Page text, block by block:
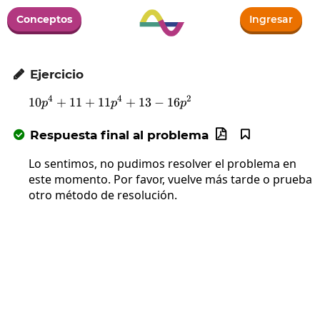
Conceptos Ingresar
 Ejercicio
10p^4+11+11p^4+13-16p^2
10p4 + 11 + 11p4 + 13 − 16p2
 Respuesta final al problema 

Lo sentimos, no pudimos resolver el problema en
este momento. Por favor, vuelve más tarde o prueba
otro método de resolución.